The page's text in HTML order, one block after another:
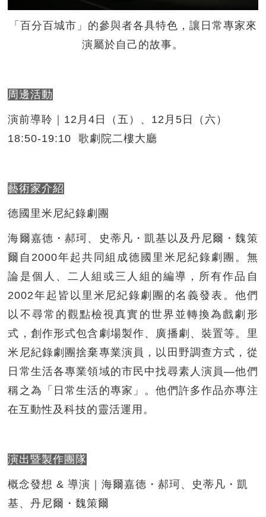
「百分百城市」的參與者各具特色，讓日常專家來
演屬於自己的故事。
周邊活動
演前導聆｜12月4日（五）、12月5日（六）
18:50-19:10 歌劇院二樓大廳
藝術家介紹
德國里米尼紀錄劇團
海爾嘉德・郝珂、史蒂凡・凱基以及丹尼爾・魏策
爾自2000年起共同組成德國里米尼紀錄劇團。無
論是個人、二人組或三人組的編導，所有作品自
2002年起皆以里米尼紀錄劇團的名義發表。他們
以不尋常的觀點檢視真實的世界並轉換為戲劇形
式，創作形式包含劇場製作、廣播劇、裝置等。里
米尼紀錄劇團捨棄專業演員，以田野調查方式，從
日常生活各專業領域的市民中找尋素人演員—他們
稱之為「日常生活的專家」。他們許多作品亦專注
在互動性及科技的靈活運用。
演出暨製作團隊
概念發想 & 導演｜海爾嘉德・郝珂、史蒂凡・凱
基、丹尼爾・魏策爾